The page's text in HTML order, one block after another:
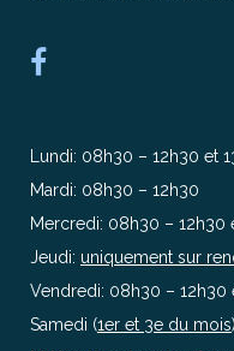
Lundi: 08h30 – 12h30 et
Mardi: 08h30 – 12h30
Mercredi: 08h30 – 12h30
Jeudi: uniquement sur
Vendredi: 08h30 – 12h30
Samedi (1er et 3e du mois